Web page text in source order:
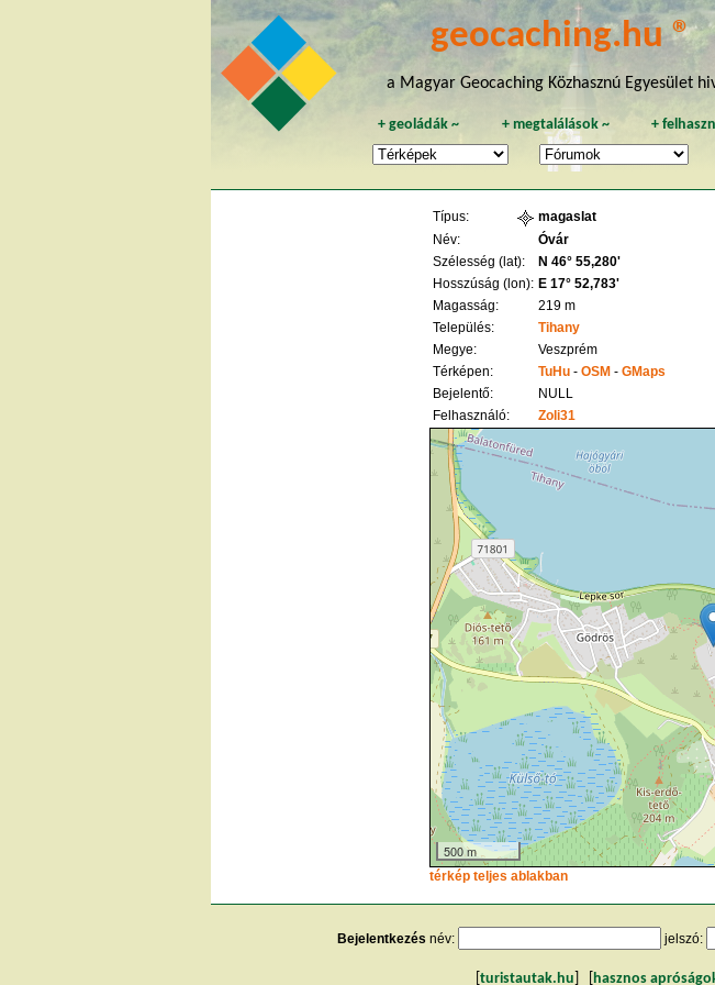
geocaching.hu ®
a Magyar Geocaching Közhasznú Egyesület
+geoládák ~ + megtalálások~ +
Típus: magaslat
Név:
Óvár
Szélesség (lat):
N 46° 55,280'
Hosszúság (lon): E 17° 52,783'
Magasság:
219 m
Település:
Tihany
Megye:
Veszprém
Térképen:
TuHu - OSM - GMaps
Bejelentő:
NULL
Felhasználó:
Zoli31
500 m
térkép teljes ablakban
Bejelentkezés név: jelszó:
turistautak.hu hasznos